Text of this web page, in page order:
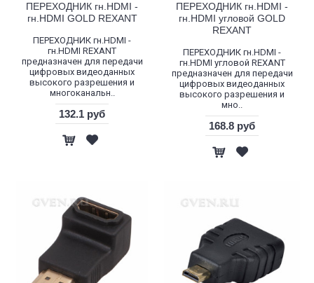
ПЕРЕХОДНИК гн.HDMI -
гн.HDMI GOLD REXANT
ПЕРЕХОДНИК гн.HDMI -
гн.HDMI REXANT
предназначен для передачи
цифровых видеоданных
высокого разрешения и
многоканальн..
132.1 руб
ПЕРЕХОДНИК гн.HDMI -
гн.HDMI угловой GOLD
REXANT
ПЕРЕХОДНИК гн.HDMI -
гн.HDMI угловой REXANT
предназначен для передачи
цифровых видеоданных
высокого разрешения и
мно..
168.8 руб